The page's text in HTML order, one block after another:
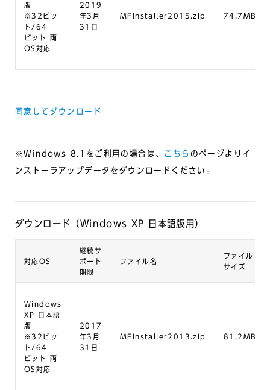
版
※32ビッ
ト/64
ビット 両
OS対応
2019
年3月
31日
MFInstaller2015.zip 74.7MB
同意してダウンロード
※Windows 8.1をご利用の場合は、 こちら のページよりイ
ンストーラアップデータをダウンロードください。
ダウンロード（Windows XP 日本語版用）
対応OS
継続サ
ポート
期限
ファイル名
ファイル
サイズ
Windows
XP 日本語
版
※32ビッ
ト/64
ビット 両
OS対応
2017
年3月
31日
MFInstaller2013.zip 81.2MB